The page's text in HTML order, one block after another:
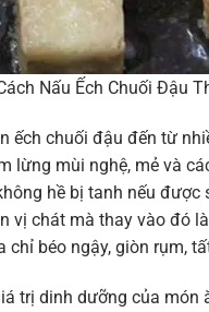
Nấu Ếch Chuối Đậu
ếch chuối đậu đến từ
lừng mùi nghệ, mẻ và
hề bị tanh nếu
vị chát mà thay vào đó
chỉ béo ngậy, giòn rụm,
trị dinh dưỡng của